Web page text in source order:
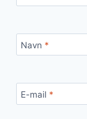
Navn *
E-mail *